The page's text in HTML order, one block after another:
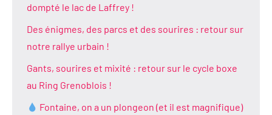
dompté le lac de Laffrey !
Des énigmes, des parcs et des sourires : retour sur
notre rallye urbain !
Gants, sourires et mixité : retour sur le cycle boxe
au Ring Grenoblois !
Fontaine, on a un plongeon (et il est magnifique)